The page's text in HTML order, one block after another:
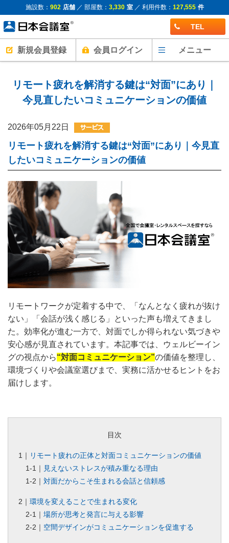
施設数： 902 店舗／ 部屋数： 3,330 室／ 利用件数： 127,555 件
TEL
新規会員登録 会員ログイン メニュー
リモート疲れを解消する鍵は“対面”にあり｜
今見直したいコミュニケーションの価値
2026年05月22日
リモート疲れを解消する鍵は“対面”にあり｜今見直
したいコミュニケーションの価値
リモートワークが定着する中で、「なんとなく疲れが抜け
ない」「会話が浅く感じる」といった声も増えてきまし
た。効率化が進む一方で、対面でしか得られない気づきや
安心感が見直されています。本記事では、ウェルビーイン
グの視点から“対面コミュニケーション”の価値を整理し、
環境づくりや会議室選びまで、実務に活かせるヒントをお
届けします。
目次
1｜ リモート疲れの正体と対面コミュニケーションの価値
1-1｜ 見えないストレスが積み重なる理由
1-2｜ 対面だからこそ生まれる会話と信頼感
2｜ 環境を変えることで生まれる変化
2-1｜ 場所が思考と発言に与える影響
2-2｜ 空間デザインがコミュニケーションを促進する